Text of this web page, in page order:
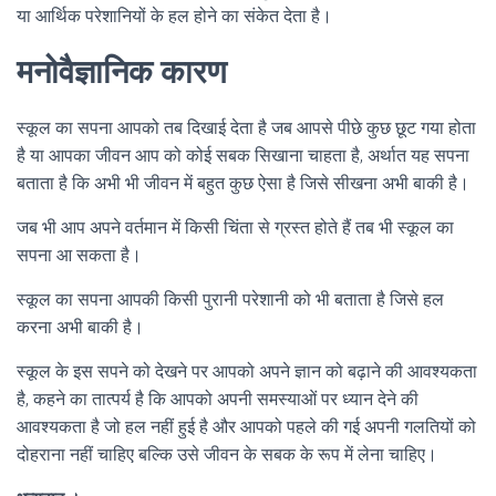
या आर्थिक परेशानियों के हल होने का संकेत देता है।
मनोवैज्ञानिक कारण
स्कूल का सपना आपको तब दिखाई देता है जब आपसे पीछे कुछ छूट गया होता
है या आपका जीवन आप को कोई सबक सिखाना चाहता है, अर्थात यह सपना
बताता है कि अभी भी जीवन में बहुत कुछ ऐसा है जिसे सीखना अभी बाकी है।
जब भी आप अपने वर्तमान में किसी चिंता से ग्रस्त होते हैं तब भी स्कूल का
सपना आ सकता है।
स्कूल का सपना आपकी किसी पुरानी परेशानी को भी बताता है जिसे हल
करना अभी बाकी है।
स्कूल के इस सपने को देखने पर आपको अपने ज्ञान को बढ़ाने की आवश्यकता
है, कहने का तात्पर्य है कि आपको अपनी समस्याओं पर ध्यान देने की
आवश्यकता है जो हल नहीं हुई है और आपको पहले की गई अपनी गलतियों को
दोहराना नहीं चाहिए बल्कि उसे जीवन के सबक के रूप में लेना चाहिए।